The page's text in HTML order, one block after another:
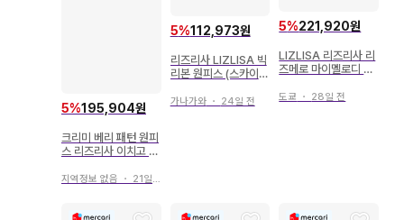
5%195,904원
크리미 베리 패턴 원피
스 리즈리사 이치고 패
지역정보 없음 ・ 21일 전
5%112,973원
리즈리사 LIZLISA 빅
리본 원피스 (스카이블
가나가와・ 24일 전
5%221,920원
LIZLISA 리즈리사 리
즈메로 마이멜로디 원
도쿄 ・ 28일 전